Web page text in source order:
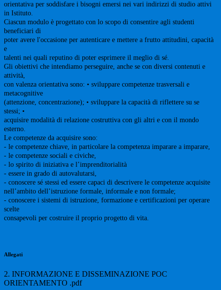
orientativa per soddisfare i bisogni emersi nei vari indirizzi di studio attivi
in Istituto.
Ciascun modulo è progettato con lo scopo di consentire agli studenti
beneficiari di
poter avere l'occasione per autenticare e mettere a frutto attitudini, capacità
e
talenti nei quali reputino di poter esprimere il meglio di sé.
Gli obiettivi che intendiamo perseguire, anche se con diversi contenuti e
attività,
con valenza orientativa sono: • sviluppare competenze trasversali e
metacognitive
(attenzione, concentrazione); • sviluppare la capacità di riflettere su se
stessi; •
acquisire modalità di relazione costruttiva con gli altri e con il mondo
esterno.
Le competenze da acquisire sono:
- le competenze chiave, in particolare la competenza imparare a imparare,
- le competenze sociali e civiche,
- lo spirito di iniziativa e l’imprenditorialità
- essere in grado di autovalutarsi,
- conoscere sé stessi ed essere capaci di descrivere le competenze acquisite
nell’ambito dell’istruzione formale, informale e non formale;
- conoscere i sistemi di istruzione, formazione e certificazioni per operare
scelte
consapevoli per costruire il proprio progetto di vita.
Allegati
2. INFORMAZIONE E DISSEMINAZIONE POC
ORIENTAMENTO .pdf